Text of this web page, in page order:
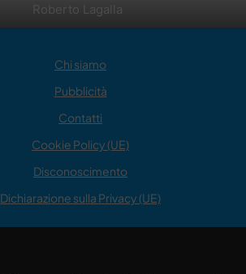
Roberto Lagalla
Chi siamo
Pubblicità
Contatti
Cookie Policy (UE)
Disconoscimento
Dichiarazione sulla Privacy (UE)